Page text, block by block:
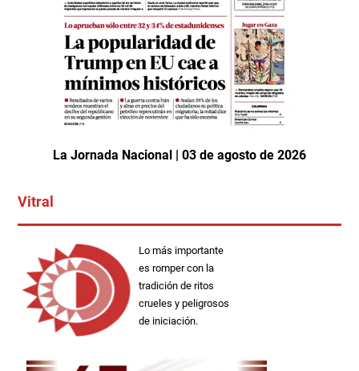
La Jornada Nacional | 03 de agosto de 2026
Vitral
Lo más importante
es romper con la
tradición de ritos
crueles y peligrosos
de iniciación.